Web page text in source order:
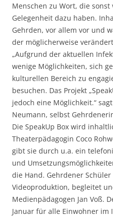
Menschen zu Wort, die
Gelegenheit dazu haben.
Gehrden, vor allem vor und
der möglicherweise
„Aufgrund der aktuellen
wenige Möglichkeiten, sich
kulturellen Bereich zu
besuchen. Das Projekt
jedoch eine Möglichkeit.“
Neumann, selbst
Die SpeakUp Box wird
Theaterpädagogin Coco
gibt sie durch u.a. ein
und
die Hand. Gehrdener
Videoproduktion, begleitet
Medienpädagogen Jan Voß.
Januar für alle Einwohner